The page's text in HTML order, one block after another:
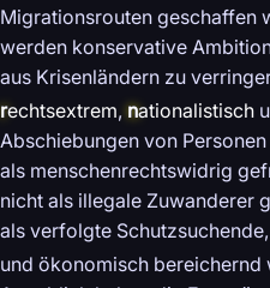
Migrationsrouten geschaffen
werden konservative
aus Krisenländern zu
rechtsextrem, nationalistisch
Abschiebungen von
als menschenrechtswidrig
nicht als illegale Zuwanderer
als verfolgte
und ökonomisch bereichernd